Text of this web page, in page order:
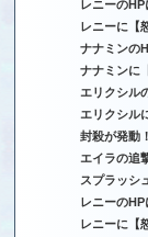
レニーのHP
レニーに【
ナナミンの
ナナミンに
エリクシル
エリクシル
封殺が発動
エイラの追
スプラッシ
レニーのHP
レニーに【